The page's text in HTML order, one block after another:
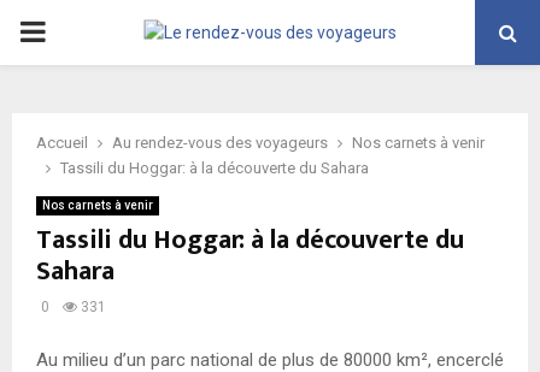
PRIMARY
Accueil Au rendez-vous des voyageurs
Nos carnets à venir
Tassili du Hoggar: à la découverte du Sahara
Nos carnets à venir
Tassili du Hoggar: à la découverte du
Sahara
0 331
Au milieu d’un parc national de plus de 80000 km², encerclé